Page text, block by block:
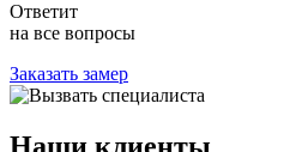
Ответит
на все вопросы
Заказать замер